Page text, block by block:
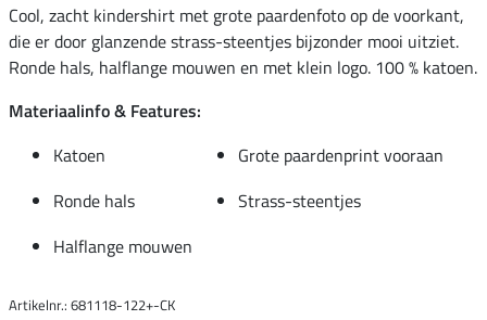
Cool, zacht kindershirt met grote paardenfoto op de voorkant,
die er door glanzende strass-steentjes bijzonder mooi uitziet.
Ronde hals, halflange mouwen en met klein logo. 100 % katoen.
Materiaalinfo & Features:
Katoen
Grote paardenprint vooraan
Ronde hals
Strass-steentjes
Halflange mouwen
Artikelnr.: 681118-122+-CK